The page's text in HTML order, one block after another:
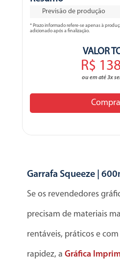
Previsão de produção
* Prazo informado refere-se apenas à
adicionado após a finalização.
VALOR
R$
ou em até 3x
Garrafa Squeeze |
Se os revendedores
precisam de materiais
rentáveis, práticos e com
rapidez, a Gráfica